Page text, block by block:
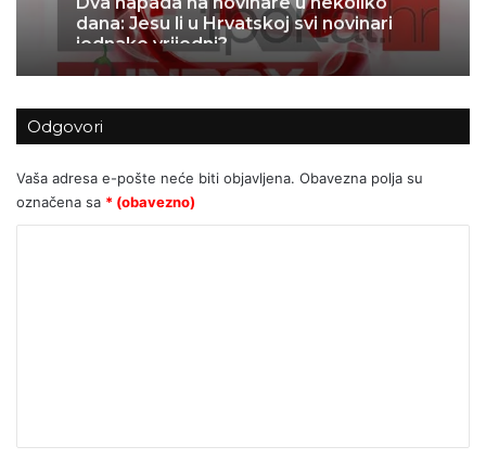
dana: Jesu li u Hrvatskoj svi novinari
jednako vrijedni?
Odgovori
Vaša adresa e-pošte neće biti objavljena. Obavezna polja su
označena sa * (obavezno)